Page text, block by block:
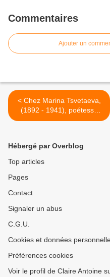
Commentaires
Ajouter un
< Chez Marina Tsvetaeva,
(1892 - 1941), poétesse
russe, " Les événements se
Jurgenson
Hébergé par Overblog
Top articles
Pages
Contact
Signaler un abus
C.G.U.
Cookies et données
Préférences cookies
Voir le profil de Claire Antoine